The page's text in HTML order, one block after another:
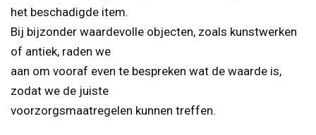
het beschadigde item.
Bij bijzonder waardevolle objecten, zoals kunstwerken
of antiek, raden we
aan om vooraf even te bespreken wat de waarde is,
zodat we de juiste
voorzorgsmaatregelen kunnen treffen.